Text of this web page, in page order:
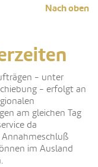
Nach oben
- unter
- erfolgt an
am gleichen Tag
da
im Ausland